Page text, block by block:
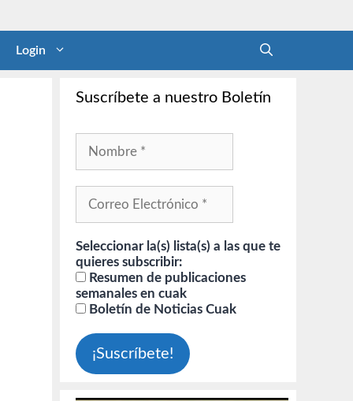
Login
Suscríbete a nuestro Boletín
Seleccionar la(s) lista(s) a las que te
quieres subscribir:
Resumen de publicaciones
semanales en cuak
Boletín de Noticias Cuak